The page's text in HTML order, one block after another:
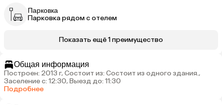
Парковка
Парковка рядом с отелем
Показать ещё 1 преимущество
Общая информация
Построен: 2013 г, Состоит из: Состоит из одного здания.,
Заселение с: 12:30, Выезд до: 11:30
Подробнее